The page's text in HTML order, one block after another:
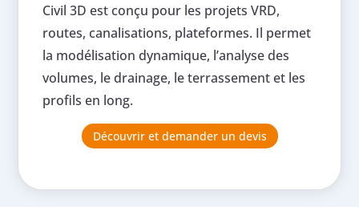
Civil 3D est conçu pour les projets VRD,
routes, canalisations, plateformes. Il permet
la modélisation dynamique, l’analyse des
volumes, le drainage, le terrassement et les
profils en long.
Découvrir et demander un devis